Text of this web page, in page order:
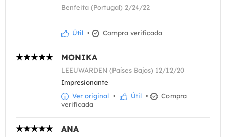
Benfeita (Portugal) 2/24/22
Útil • Compra verificada
MONIKA
LEEUWARDEN (Países Bajos) 12/12/20
Impresionante
Ver original • Útil •
Compra
verificada
ANA